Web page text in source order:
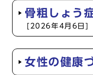
骨粗しょう
[2026年4月6日]
女性の健康